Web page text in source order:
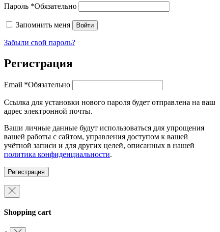
Пароль *Обязательно
Запомнить меня Войти
Забыли свой пароль?
Регистрация
Email *Обязательно
Ссылка для установки нового пароля будет отправлена ​​на ваш
адрес электронной почты.
Ваши личные данные будут использоваться для упрощения
вашей работы с сайтом, управления доступом к вашей
учётной записи и для других целей, описанных в нашей
политика конфиденциальности.
Регистрация
Shopping cart